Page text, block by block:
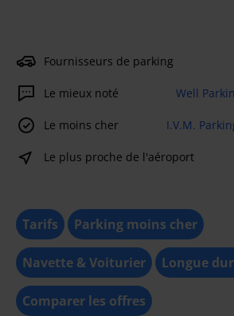
Fournisseurs de parking
Le mieux noté Well
Le moins cher I.V.M.
Le plus proche de l'aéroport
Tarifs Parking moins cher
Navette & Voiturier Longue
Comparer les offres